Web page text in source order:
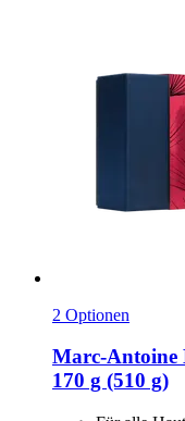
2 Optionen
Marc-Antoine
170 g (510 g)